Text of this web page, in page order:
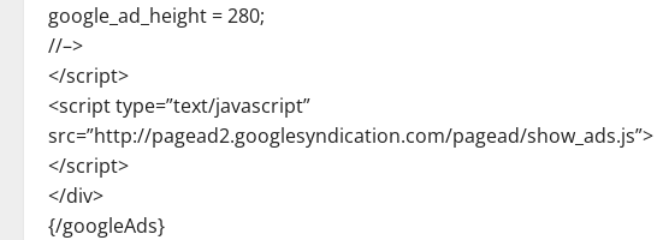
google_ad_height = 280;
//–>
</script>
<script type=”text/javascript”
src=”http://pagead2.googlesyndication.com/pagead/show_ads.js”>
</script>
</div>
{/googleAds}